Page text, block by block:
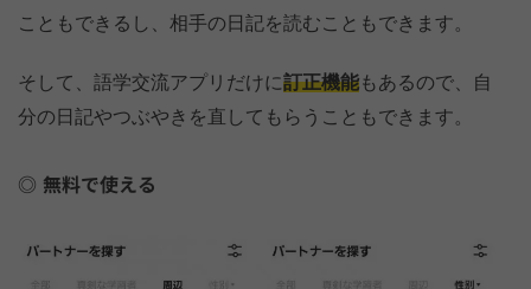
こともできるし、相手の日記を読むこともできます。
そして、語学交流アプリだけに訂正機能もあるので、自
分の日記やつぶやきを直してもらうこともできます。
無料で使える